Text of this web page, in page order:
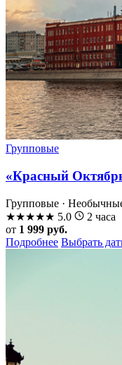
Групповые
«Красный
Групповые ·
★★★★★ 5.0
2 часа
от 1 999 руб.
Подробнее Выбрать